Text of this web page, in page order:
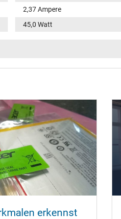
2,37 Ampere
45,0 Watt
11,0 mm
5,5 mm / 1,7 mm
1.45 m
95 mm / 38 mm / 25 mm
erkennst